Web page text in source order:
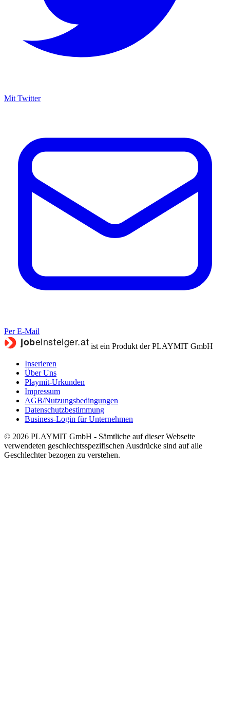
Mit Twitter
Per E-Mail
ist ein Produkt der PLAYMIT GmbH
Inserieren
Über Uns
Playmit-Urkunden
Impressum
AGB/Nutzungsbedingungen
Datenschutzbestimmung
Business-Login für Unternehmen
© 2026 PLAYMIT GmbH - Sämtliche auf dieser Webseite
verwendeten geschlechtsspezifischen Ausdrücke sind auf alle
Geschlechter bezogen zu verstehen.